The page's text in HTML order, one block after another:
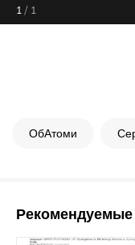
1 / 1
ОбАтоми
Рекомендуемые